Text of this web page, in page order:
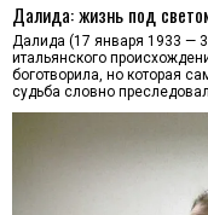
Далида: жизнь под
Далида (17 января 1933 —
итальянского
боготворила, но которая
судьба словно